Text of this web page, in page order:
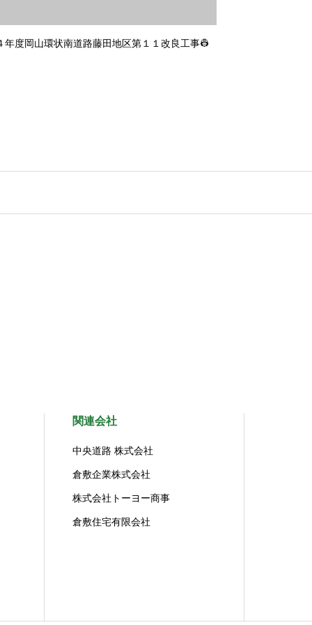
年度岡山環状南道路藤田地区第１１改良工事👷
関連会社
中央道路 株式会社
倉敷企業株式会社
株式会社トーヨー商事
倉敷住宅有限会社